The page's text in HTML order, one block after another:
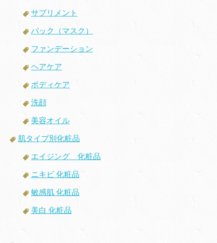
サプリメント
パック（マスク）
ファンデーション
ヘアケア
ボディケア
洗顔
美容オイル
肌タイプ別化粧品
エイジング 化粧品
ニキビ 化粧品
敏感肌 化粧品
美白 化粧品